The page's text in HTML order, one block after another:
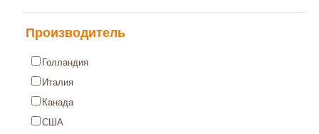
Производитель
Голландия
Италия
Канада
США